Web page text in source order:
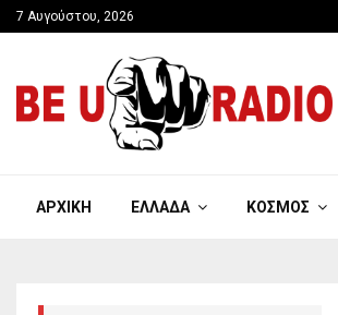
7 Αυγούστου, 2026
ΑΡΧΙΚΉ ΕΛΛΆΔΑ ΚΌΣΜΟΣ